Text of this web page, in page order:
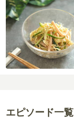
エピソード一覧